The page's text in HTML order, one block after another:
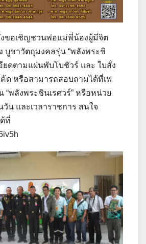
ขอเชิญชวนพ่อแม่พี่น้องผู้มีจิต
บูชาวัตถุมงคลรุ่น “พลังพระชิ
อียดตามแผ่นพับโบชัวร์ และ ใบสั่ง
ด หรือสามารถสอบถามได้ที่เฟ
พลังพระชินเรศวร์” หรือหน่วย
น และเวลาราชการ สนใจ
ที่